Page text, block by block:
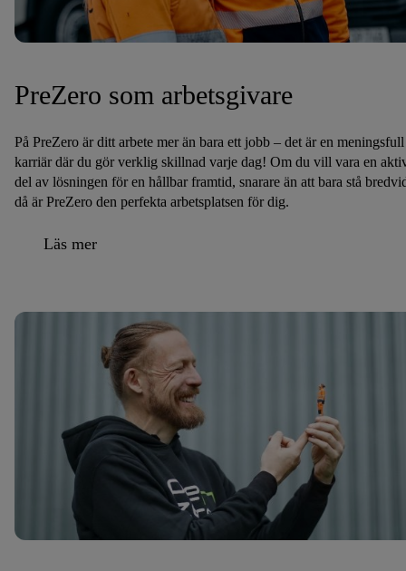
PreZero som arbetsgivare
På PreZero är ditt arbete mer än bara ett jobb – det är en meningsfull
karriär där du gör verklig skillnad varje dag! Om du vill vara en
del av lösningen för en hållbar framtid, snarare än att bara stå
då är PreZero den perfekta arbetsplatsen för dig.
Läs mer